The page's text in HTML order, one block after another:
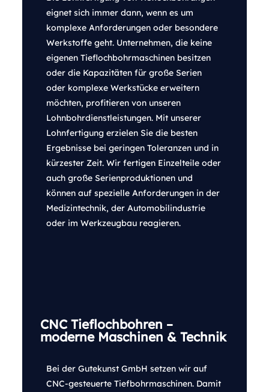
eignet sich immer dann, wenn es um
komplexe Anforderungen oder besondere
Werkstoffe geht. Unternehmen, die keine
eigenen Tieflochbohrmaschinen besitzen
oder die Kapazitäten für große Serien
oder komplexe Werkstücke erweitern
möchten, profitieren von unseren
Lohnbohrdienstleistungen. Mit unserer
Lohnfertigung erzielen Sie die besten
Ergebnisse bei geringen Toleranzen und in
kürzester Zeit. Wir fertigen Einzelteile oder
auch große Serienproduktionen und
können auf spezielle Anforderungen in der
Medizintechnik, der Automobilindustrie
oder im Werkzeugbau reagieren.
CNC Tieflochbohren –
moderne Maschinen & Technik
Bei der Gutekunst GmbH setzen wir auf
CNC-gesteuerte Tiefbohrmaschinen. Damit